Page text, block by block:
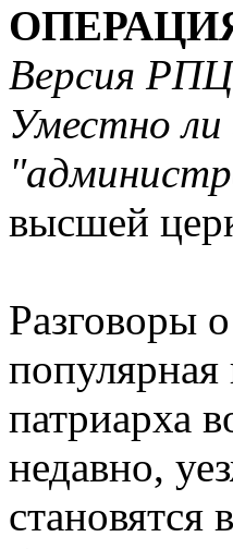
Версия
Уместно ли
высшей
Разговоры
популярная
патриарха
недавно,
становятся